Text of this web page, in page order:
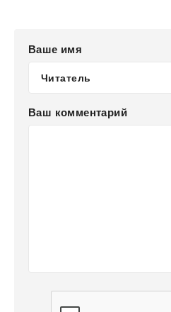
Ваше имя
Ваш комментарий